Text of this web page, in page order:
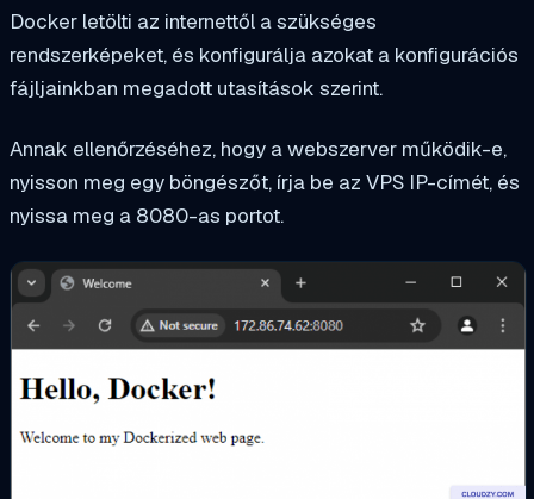
Docker letölti az internettől a szükséges
rendszerképeket, és konfigurálja azokat a konfigurációs
fájljainkban megadott utasítások szerint.
Annak ellenőrzéséhez, hogy a webszerver működik-e,
nyisson meg egy böngészőt, írja be az VPS IP-címét, és
nyissa meg a 8080-as portot.